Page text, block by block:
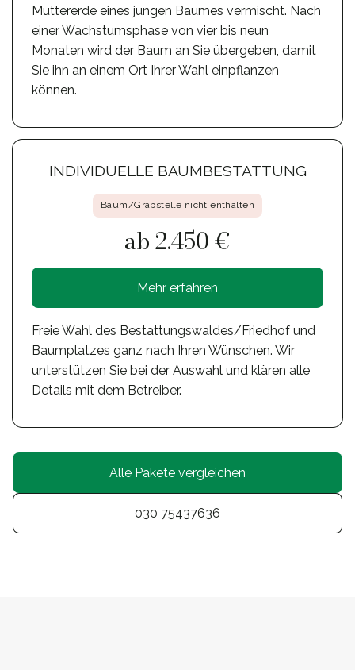
Muttererde eines jungen Baumes vermischt. Nach
einer Wachstumsphase von vier bis neun
Monaten wird der Baum an Sie übergeben, damit
Sie ihn an einem Ort Ihrer Wahl einpflanzen
können.
INDIVIDUELLE BAUMBESTATTUNG
Baum/Grabstelle nicht enthalten
ab 2.450 €
Mehr erfahren
Freie Wahl des Bestattungswaldes/Friedhof und
Baumplatzes ganz nach Ihren Wünschen. Wir
unterstützen Sie bei der Auswahl und klären alle
Details mit dem Betreiber.
Alle Pakete vergleichen
030 75437636